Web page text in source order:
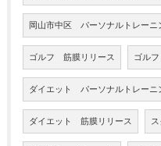
岡山市中区 パーソナルトレーニ
ゴルフ 筋膜リリース ゴル
ダイエット パーソナルトレーニ
ダイエット 筋膜リリース